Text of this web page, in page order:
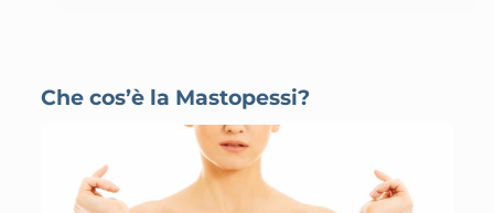
Che cos’è la Mastopessi?